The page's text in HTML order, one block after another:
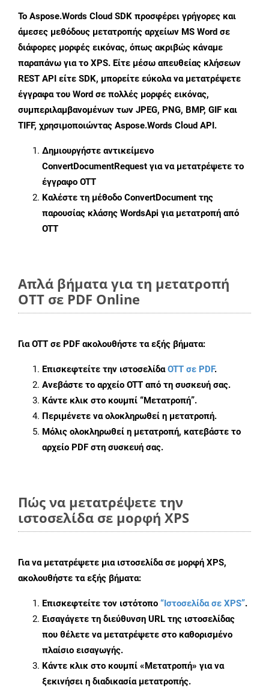
Το Aspose.Words Cloud SDK προσφέρει γρήγορες και
άμεσες μεθόδους μετατροπής αρχείων MS Word σε
διάφορες μορφές εικόνας, όπως ακριβώς κάναμε
παραπάνω για το XPS. Είτε μέσω απευθείας κλήσεων
REST API είτε SDK, μπορείτε εύκολα να μετατρέψετε
έγγραφα του Word σε πολλές μορφές εικόνας,
συμπεριλαμβανομένων των JPEG, PNG, BMP, GIF και
TIFF, χρησιμοποιώντας Aspose.Words Cloud API.
Δημιουργήστε αντικείμενο
ConvertDocumentRequest για να μετατρέψετε το
έγγραφο OTT
Καλέστε τη μέθοδο ConvertDocument της
παρουσίας κλάσης WordsApi για μετατροπή από
OTT
Απλά βήματα για τη μετατροπή
OTT σε PDF Online
ΓιαOTT σε PDF ακολουθήστε τα εξής βήματα:
Επισκεφτείτε την ιστοσελίδαOTT σε PDF.
Ανεβάστε το αρχείο OTT από τη συσκευή σας.
Κάντε κλικ στο κουμπί “Μετατροπή”.
Περιμένετε να ολοκληρωθεί η μετατροπή.
Μόλις ολοκληρωθεί η μετατροπή, κατεβάστε το
αρχείο PDF στη συσκευή σας.
Πώς να μετατρέψετε την
ιστοσελίδα σε μορφή XPS
Για να μετατρέψετε μια ιστοσελίδα σε μορφή XPS,
ακολουθήστε τα εξής βήματα:
Επισκεφτείτε τον ιστότοπο “Ιστοσελίδα σε XPS”.
Εισαγάγετε τη διεύθυνση URL της ιστοσελίδας
που θέλετε να μετατρέψετε στο καθορισμένο
πλαίσιο εισαγωγής.
Κάντε κλικ στο κουμπί «Μετατροπή» για να
ξεκινήσει η διαδικασία μετατροπής.